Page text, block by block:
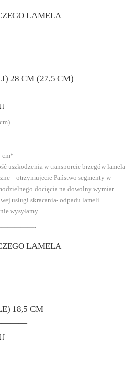
LAMELA
28 CM (27,5 CM)
cm*
uszkodzenia w transporcie brzegów lamela
– otrzymujecie Państwo segmenty w
docięcia na dowolny wymiar.
usługi skracania- odpadu lameli
wysyłamy
LAMELA
18,5 CM